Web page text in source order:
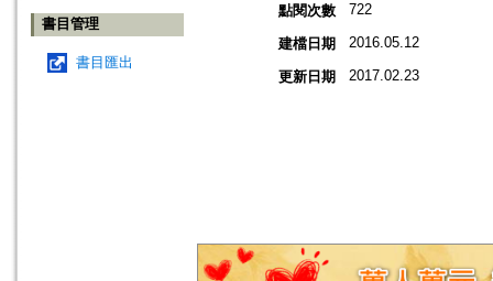
書目管理
書目匯出
點閱次數
722
建檔日期 2016.05.12
更新日期 2017.02.23